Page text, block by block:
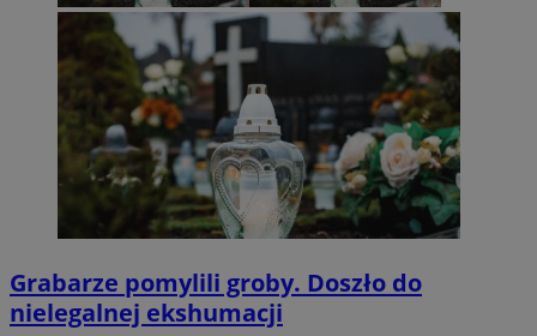
Grabarze pomylili groby. Doszło do
nielegalnej ekshumacji